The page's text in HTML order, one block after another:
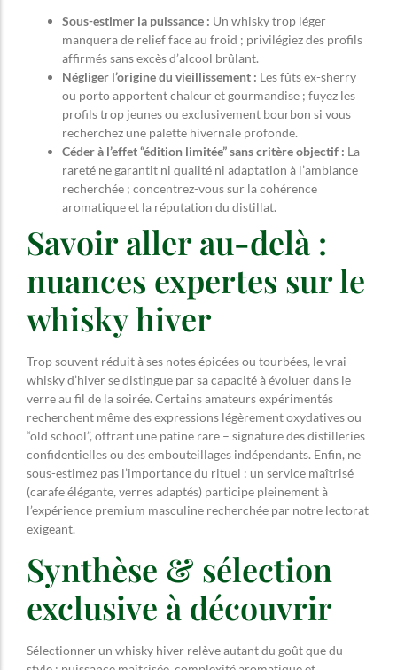
Sous-estimer la puissance : Un whisky trop léger
manquera de relief face au froid ; privilégiez des profils
affirmés sans excès d’alcool brûlant.
Négliger l’origine du vieillissement : Les fûts ex-sherry
ou porto apportent chaleur et gourmandise ; fuyez les
profils trop jeunes ou exclusivement bourbon si vous
recherchez une palette hivernale profonde.
Céder à l’effet “édition limitée” sans critère objectif : La
rareté ne garantit ni qualité ni adaptation à l’ambiance
recherchée ; concentrez-vous sur la cohérence
aromatique et la réputation du distillat.
Savoir aller au-delà :
nuances expertes sur le
whisky hiver
Trop souvent réduit à ses notes épicées ou tourbées, le vrai
whisky d’hiver se distingue par sa capacité à évoluer dans le
verre au fil de la soirée. Certains amateurs expérimentés
recherchent même des expressions légèrement oxydatives ou
“old school”, offrant une patine rare – signature des distilleries
confidentielles ou des embouteillages indépendants. Enfin, ne
sous-estimez pas l’importance du rituel : un service maîtrisé
(carafe élégante, verres adaptés) participe pleinement à
l’expérience premium masculine recherchée par notre lectorat
exigeant.
Synthèse & sélection
exclusive à découvrir
Sélectionner un whisky hiver relève autant du goût que du